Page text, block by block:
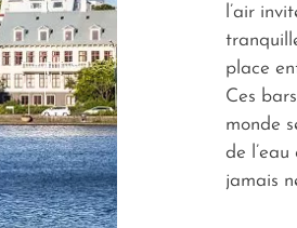
l’air
place
Ces
monde
de
jamais